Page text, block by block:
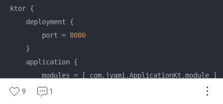
ktor {
    deployment {
        port =
8080
    }
    application {
        modules = [ com.jyami.ApplicationKt.module ]
    }
9 1